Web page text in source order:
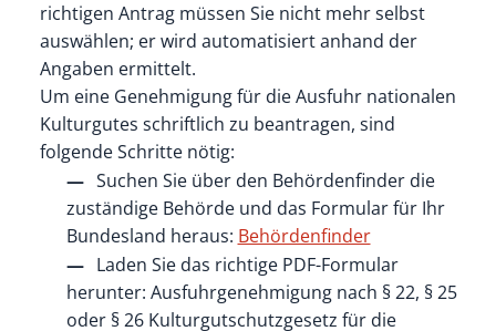
richtigen Antrag müssen Sie nicht mehr selbst
auswählen; er wird automatisiert anhand der
Angaben ermittelt.
Um eine Genehmigung für die Ausfuhr nationalen
Kulturgutes schriftlich zu beantragen, sind
folgende Schritte nötig:
Suchen Sie über den Behördenfinder die
zuständige Behörde und das Formular für Ihr
Bundesland heraus: Behördenfinder
Laden Sie das richtige PDF-Formular
herunter: Ausfuhrgenehmigung nach § 22, § 25
oder § 26 Kulturgutschutzgesetz für die